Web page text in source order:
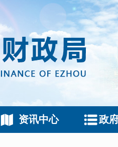
资讯中心 政